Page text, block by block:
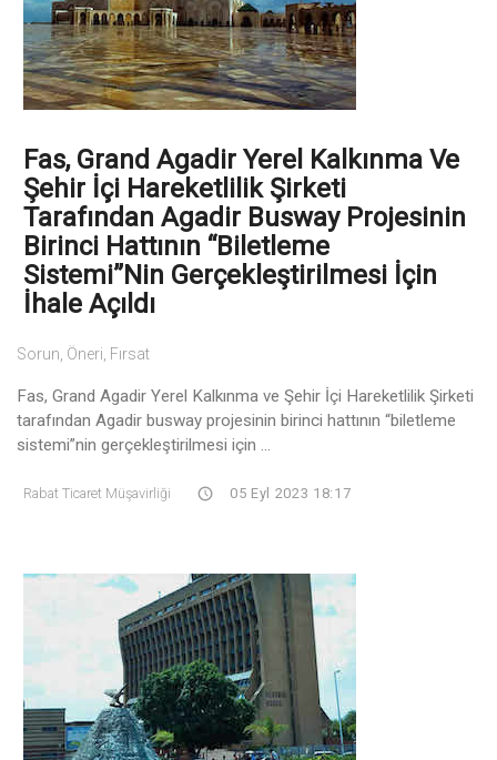
Fas, Grand Agadir Yerel Kalkınma Ve
Şehir İçi Hareketlilik Şirketi
Tarafından Agadir Busway Projesinin
Birinci Hattının “Biletleme
Sistemi”nin Gerçekleştirilmesi İçin
İhale Açıldı
Sorun, Öneri, Fırsat
Fas, Grand Agadir Yerel Kalkınma ve Şehir İçi Hareketlilik Şirketi
tarafından Agadir busway projesinin birinci hattının “biletleme
sistemi”nin gerçekleştirilmesi için ...
Rabat Ticaret Müşavirliği 05 Eyl 2023 18:17